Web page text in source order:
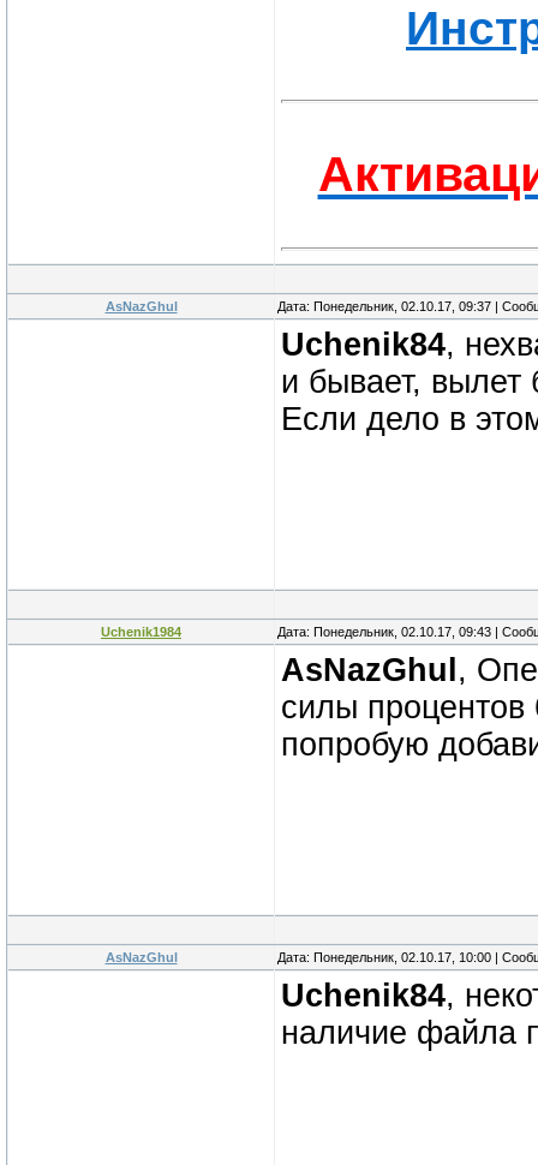
AsNazGhul Дата: Понедельник, 02.10.17, 09:37 |
Uchenik84,
и бывает,
Если дело в
Uchenik1984 Дата: Понедельник, 02.10.17, 09:43 |
AsNazGhul ,
силы процентов
попробую
AsNazGhul Дата: Понедельник, 02.10.17, 10:00 |
Uchenik84,
наличие файла